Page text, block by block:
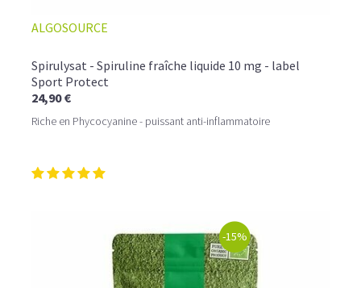
ALGOSOURCE
Spirulysat - Spiruline fraîche liquide 10 mg - label
Sport Protect
24,90 €
Riche en Phycocyanine - puissant anti-inflammatoire
-15%